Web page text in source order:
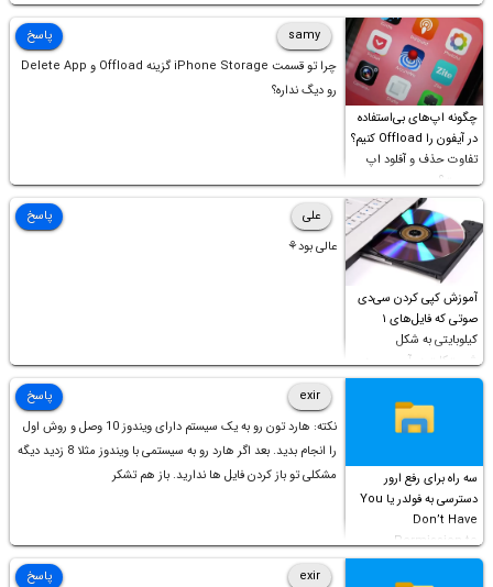
چگونه اپ‌های بی‌استفاده
در آیفون را Offload کنیم؟
تفاوت حذف و آفلود اپ
چیست؟
samy
چرا تو قسمت iPhone Storage گزینه Offload و Delete App
رو دیگ نداره؟
پاسخ
آموزش کپی کردن سی‌دی
صوتی که فایل‌های ۱
کیلوبایتی به شکل
شورت‌کات در آن موجود
است!
علی
عالی بود⚘
پاسخ
سه راه برای رفع ارور
دسترسی به فولدر یا You
Don’t Have
Permission to
Access this folder
exir
نکته: هارد تون رو به یک سیستم دارای ویندوز 10 وصل و روش اول
را انجام بدید. بعد اگر هارد رو به سیستمی با ویندوز مثلا 8 زدید دیگه
مشکلی تو باز کردن فایل ها ندارید. باز هم تشکر
پاسخ
exir
پاسخ